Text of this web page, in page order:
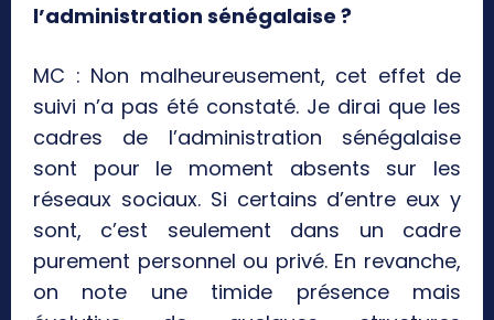
l’administration sénégalaise ?
MC : Non malheureusement, cet effet de
suivi n’a pas été constaté. Je dirai que les
cadres de l’administration sénégalaise
sont pour le moment absents sur les
réseaux sociaux. Si certains d’entre eux y
sont, c’est seulement dans un cadre
purement personnel ou privé. En revanche,
on note une timide présence mais